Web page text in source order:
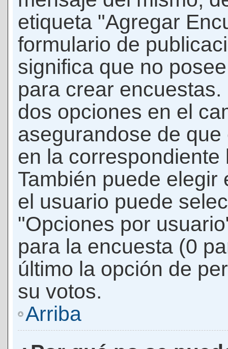
etiqueta "Agregar
formulario de
significa que no
para crear
dos opciones en el
asegurandose de
en la
También puede
el usuario puede
"Opciones por
para la encuesta (0
último la opción de
su votos.
Arriba